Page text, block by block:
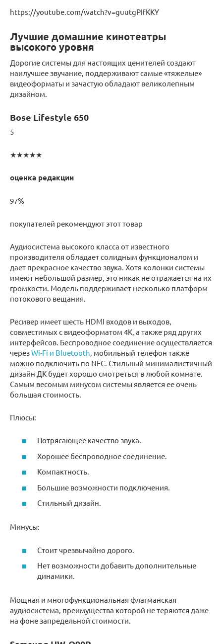
https://youtube.com/watch?v=guutgPIfKKY
Лучшие домашние кинотеатры
высокого уровня
Дорогие системы для настоящих ценителей создают
наилучшее звучание, поддерживают самые «тяжелые»
видеоформаты и зачастую обладают великолепным
дизайном.
Bose Lifestyle 650
5
★★★★★
оценка редакции
97%
покупателей рекомендуют этот товар
Аудиосистема высокого класса от известного
производителя обладает солидным функционалом и
дает прекрасное качество звука. Хотя колонки системы
имеют небольшой размер, это никак не отражается на их
громкости. Модель поддерживает несколько платформ
потокового вещания.
Ресивер имеет шесть HDMI входов и выходов,
совместимых с видеоформатом 4K, а также ряд других
интерфейсов. Беспроводное соединение осуществляется
черезWi-Fi и Bluetooth , мобильный телефон также
можно подключить по NFC. Стильный минималистичный
дизайн ДК будет хорошо смотреться в любой комнате.
Самым весомым минусом системы является ее очень
большая стоимость.
Плюсы:
Потрясающее качество звука.
Хорошее беспроводное соединение.
Компактность.
Большие возможности подключения.
Стильный дизайн.
Минусы:
Стоит чрезвычайно дорого.
Нет возможности добавить дополнительные
динамики.
Мощная и многофункциональная флагманская
аудиосистема, преимущества которой не теряются даже
на фоне запредельной стоимости.